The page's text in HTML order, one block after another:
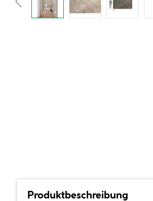
Produktbeschreibung